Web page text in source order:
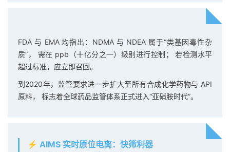
FDA 与 EMA 均指出：NDMA 与 NDEA 属于“类基因毒性杂
质”， 需在 ppb（十亿分之一）级别进行控制； 若检测水平
超过标准，应立即召回。
到2020年，监管要求进一步扩大至所有合成化学药物与 API
原料， 标志着全球药品监管体系正式进入“亚硝胺时代”。
⚡ AIMS 实时原位电离：快筛利器